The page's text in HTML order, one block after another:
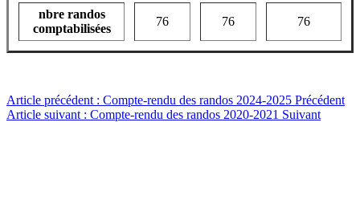
nbre randos
comptabilisées
76 76 76
Article précédent : Compte-rendu des randos 2024-2025 Précédent
Article suivant : Compte-rendu des randos 2020-2021 Suivant